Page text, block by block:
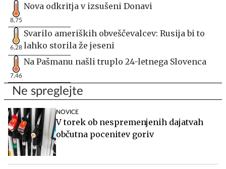
8,75
Nova odkritja v izsušeni Donavi
6,28
Svarilo ameriških obveščevalcev: Rusija bi to
lahko storila že jeseni
7,46
Na Pašmanu našli truplo 24-letnega Slovenca
Ne spreglejte
NOVICE
V torek ob nespremenjenih dajatvah
občutna pocenitev goriv